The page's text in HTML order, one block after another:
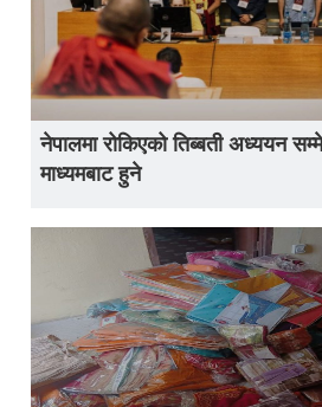
नेपालमा रोकिएको तिब्बती अध्ययन
माध्यमबाट हुने